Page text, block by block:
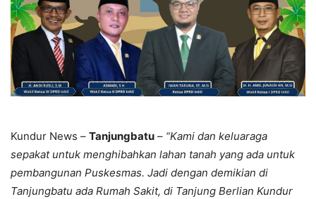
Kundur News – Tanjungbatu – “Kami dan keluaraga
sepakat untuk menghibahkan lahan tanah yang ada untuk
pembangunan Puskesmas. Jadi dengan demikian di
Tanjungbatu ada Rumah Sakit, di Tanjung Berlian Kundur